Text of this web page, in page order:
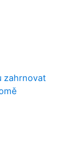
zahrnovat